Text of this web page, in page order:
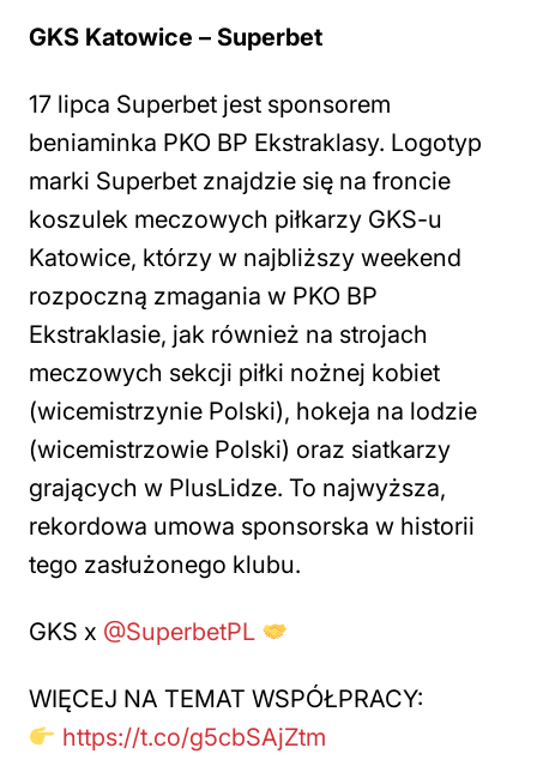
GKS Katowice – Superbet
17 lipca Superbet jest sponsorem
beniaminka PKO BP Ekstraklasy. Logotyp
marki Superbet znajdzie się na froncie
koszulek meczowych piłkarzy GKS-u
Katowice, którzy w najbliższy weekend
rozpoczną zmagania w PKO BP
Ekstraklasie, jak również na strojach
meczowych sekcji piłki nożnej kobiet
(wicemistrzynie Polski), hokeja na lodzie
(wicemistrzowie Polski) oraz siatkarzy
grających w PlusLidze. To najwyższa,
rekordowa umowa sponsorska w historii
tego zasłużonego klubu.
GKS x @SuperbetPL
WIĘCEJ NA TEMAT WSPÓŁPRACY:
https://t.co/g5cbSAjZtm